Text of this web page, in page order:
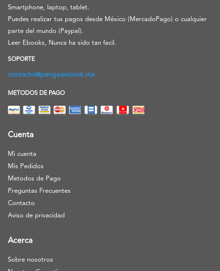
Smartphone, laptop, tablet.
Puedes realizar tus pagos desde México (MercadoPago) o cualquier
parte del mundo (Paypal).
Leer Ebooks, Nunca ha sido tan facil.
SOPORTE
contacto@pangeaebook.mx
METODOS DE PAGO
Cuenta
Mi cuenta
Mis Pedidos
Metodos de Pago
Preguntas Frecuentes
Contacto
Aviso de privacidad
Acerca
Sobre nosotros